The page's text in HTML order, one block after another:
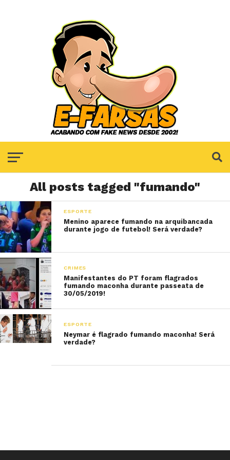
All posts tagged "fumando"
ESPORTE
Menino aparece fumando na arquibancada
durante jogo de futebol! Será verdade?
CRIMES
Manifestantes do PT foram flagrados
fumando maconha durante passeata de
30/05/2019!
ESPORTE
Neymar é flagrado fumando maconha! Será
verdade?